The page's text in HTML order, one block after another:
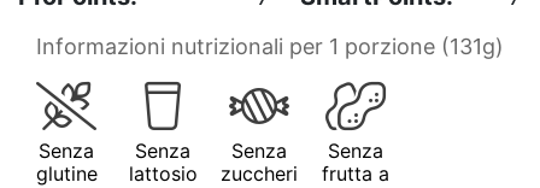
Informazioni nutrizionali per 1 porzione (131g)
Senza
glutine
Senza
lattosio
Senza
zuccheri
Senza
frutta a